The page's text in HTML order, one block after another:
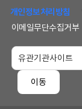
개인정보처리방침
이메일무단수집거부
이동